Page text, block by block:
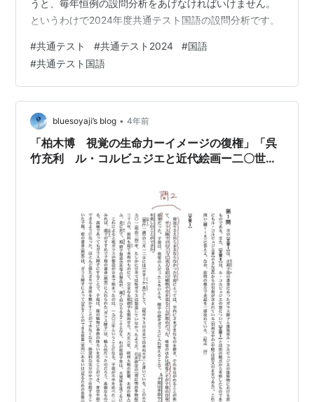
うと、毎年恒例の設問分析をあげなければいけません。
というわけで2024年度共通テスト国語の設問分析です。
#共通テスト #共通テスト2024 #国語
#共通テスト国語
bluesoyaji’s blog • 4年前
「柏木博 視覚の生命力ーイメージの復権」「呉
竹充利 ル・コルビュジエと近代絵画ー二〇世紀